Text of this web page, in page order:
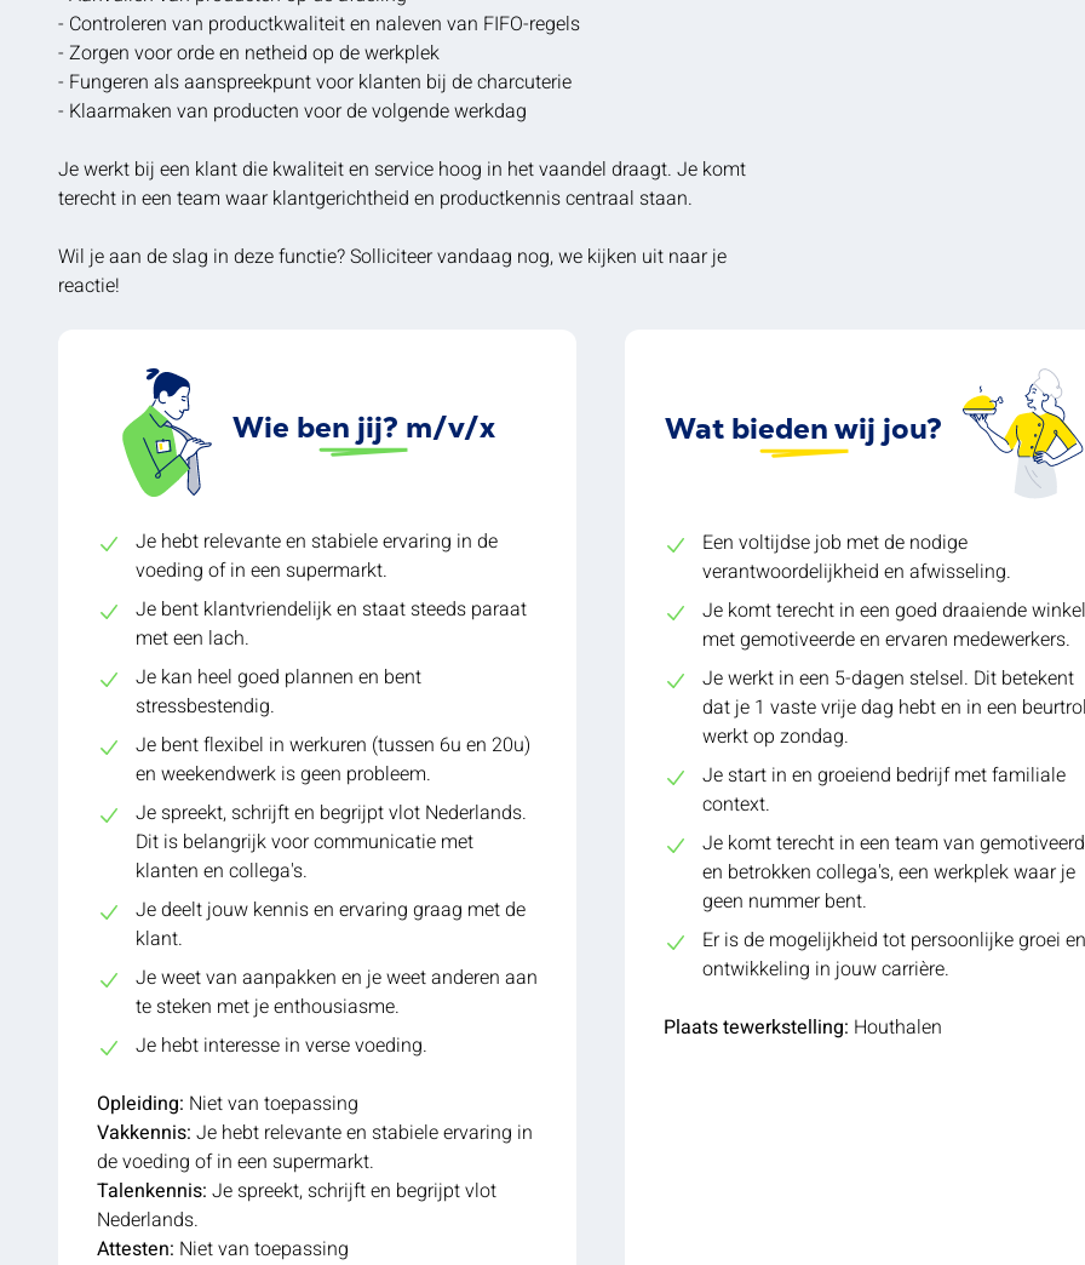
- Controleren van productkwaliteit en naleven van FIFO-regels
- Zorgen voor orde en netheid op de werkplek
- Fungeren als aanspreekpunt voor klanten bij de charcuterie
- Klaarmaken van producten voor de volgende werkdag
Je werkt bij een klant die kwaliteit en service hoog in het vaandel draagt. Je komt
terecht in een team waar klantgerichtheid en productkennis centraal staan.
Wil je aan de slag in deze functie? Solliciteer vandaag nog, we kijken uit naar je
reactie!
Wie ben jij? m/v/x
Je hebt relevante en stabiele ervaring in de
voeding of in een supermarkt.
Je bent klantvriendelijk en staat steeds paraat
met een lach.
Je kan heel goed plannen en bent
stressbestendig.
Je bent flexibel in werkuren (tussen 6u en 20u)
en weekendwerk is geen probleem.
Je spreekt, schrijft en begrijpt vlot Nederlands.
Dit is belangrijk voor communicatie met
klanten en collega's.
Je deelt jouw kennis en ervaring graag met de
klant.
Je weet van aanpakken en je weet anderen aan
te steken met je enthousiasme.
Je hebt interesse in verse voeding.
Opleiding: Niet van toepassing
Vakkennis: Je hebt relevante en stabiele ervaring in
de voeding of in een supermarkt.
Talenkennis: Je spreekt, schrijft en begrijpt vlot
Nederlands.
Attesten: Niet van toepassing
Wat bieden wij jou?
Een voltijdse job met de nodige
verantwoordelijkheid en afwisseling.
Je komt terecht in een goed draaiende winkel
met gemotiveerde en ervaren medewerkers.
Je werkt in een 5-dagen stelsel. Dit betekent
dat je 1 vaste vrije dag hebt en in een
werkt op zondag.
Je start in en groeiend bedrijf met familiale
context.
Je komt terecht in een team van
en betrokken collega's, een werkplek waar je
geen nummer bent.
Er is de mogelijkheid tot persoonlijke groei en
ontwikkeling in jouw carrière.
Plaats tewerkstelling: Houthalen